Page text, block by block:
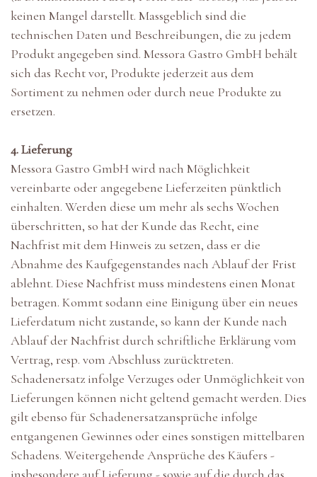
keinen Mangel darstellt. Massgeblich sind die
technischen Daten und Beschreibungen, die zu jedem
Produkt angegeben sind. Messora Gastro GmbH behält
sich das Recht vor, Produkte jederzeit aus dem
Sortiment zu nehmen oder durch neue Produkte zu
ersetzen.
4. Lieferung
Messora Gastro GmbH wird nach Möglichkeit
vereinbarte oder angegebene Lieferzeiten pünktlich
einhalten. Werden diese um mehr als sechs Wochen
überschritten, so hat der Kunde das Recht, eine
Nachfrist mit dem Hinweis zu setzen, dass er die
Abnahme des Kaufgegenstandes nach Ablauf der Frist
ablehnt. Diese Nachfrist muss mindestens einen Monat
betragen. Kommt sodann eine Einigung über ein neues
Lieferdatum nicht zustande, so kann der Kunde nach
Ablauf der Nachfrist durch schriftliche Erklärung vom
Vertrag, resp. vom Abschluss zurücktreten.
Schadenersatz infolge Verzuges oder Unmöglichkeit von
Lieferungen können nicht geltend gemacht werden. Dies
gilt ebenso für Schadenersatzansprüche infolge
entgangenen Gewinnes oder eines sonstigen mittelbaren
Schadens. Weitergehende Ansprüche des Käufers -